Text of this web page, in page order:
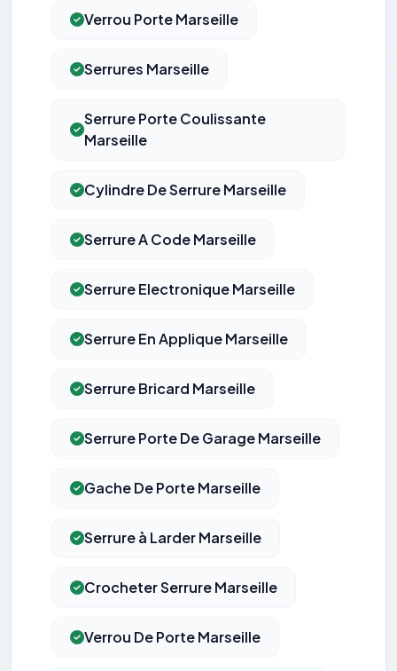
Verrou Porte Marseille
Serrures Marseille
Serrure Porte Coulissante
Marseille
Cylindre De Serrure Marseille
Serrure A Code Marseille
Serrure Electronique Marseille
Serrure En Applique Marseille
Serrure Bricard Marseille
Serrure Porte De Garage Marseille
Gache De Porte Marseille
Serrure à Larder Marseille
Crocheter Serrure Marseille
Verrou De Porte Marseille